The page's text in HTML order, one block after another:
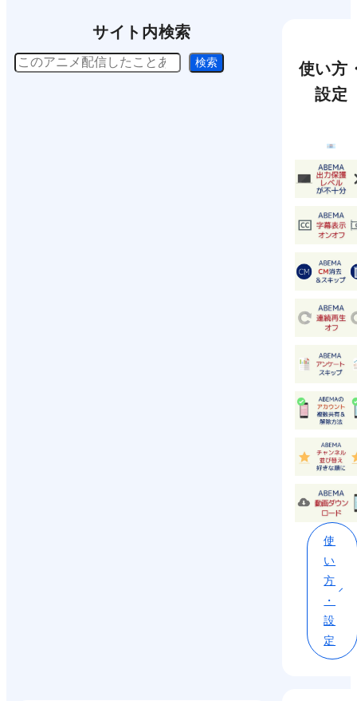
サイト内検索
検
検索
使い方
設定
使
い
方
・
設
定